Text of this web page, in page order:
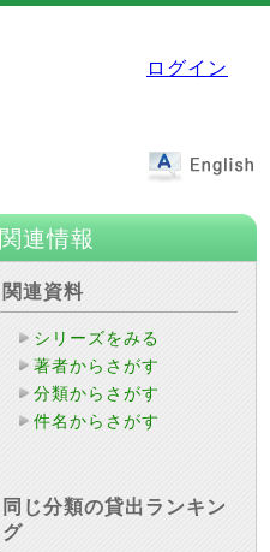
ログイン
関連情報
関連資料
シリーズをみる
著者からさがす
分類からさがす
件名からさがす
同じ分類の貸出ランキン
グ